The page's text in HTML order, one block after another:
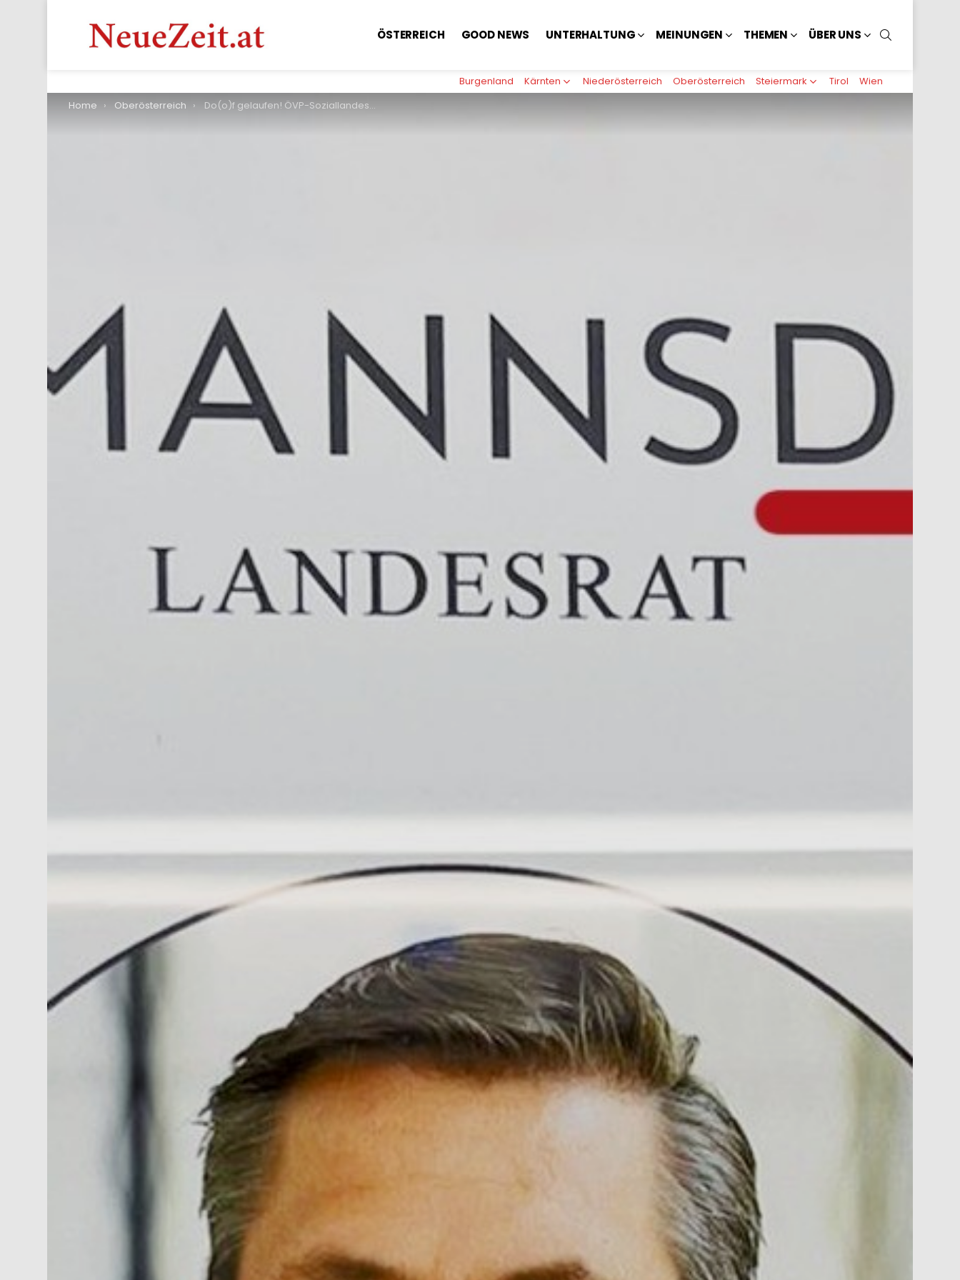
ÖSTERREICH GOOD NEWS UNTERHALTUNG MEINUNGEN THEMEN ÜBER UNS
Burgenland Kärnten Niederösterreich Oberösterreich Steiermark Tirol
Wien
You are here:
Home Oberösterreich Do(o)f gelaufen! ÖVP-Soziallandesrat will Deutschpflicht, aber schreibt eigenen Namen falsch